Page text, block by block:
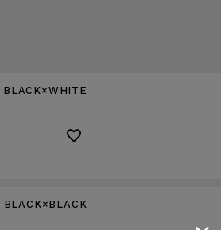
BLACK×WHITE
BLACK×BLACK